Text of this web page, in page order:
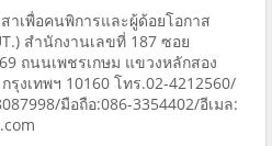
าเพื่อคนพิการและผู้ด้อยโอกาส
สำนักงานเลขที่ 187 ซอย
ถนนเพชรเกษม แขวงหลักสอง
รุงเทพฯ 10160 โทร.02-4212560/
มือถือ:086-3354402/อีเมล: